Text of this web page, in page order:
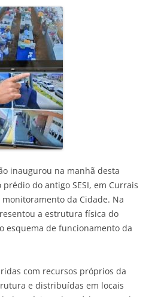
inaugurou na manhã desta
do antigo SESI, em Currais
monitoramento da Cidade. Na
a estrutura física do
esquema de funcionamento da
com recursos próprios da
e distribuídas em locais